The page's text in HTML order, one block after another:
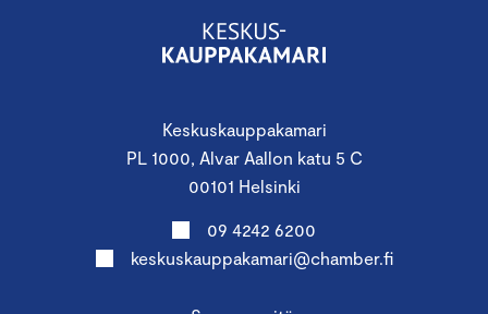
Keskuskauppakamari
PL 1000, Alvar Aallon katu 5 C
00101 Helsinki
09 4242 6200
keskuskauppakamari@chamber.fi